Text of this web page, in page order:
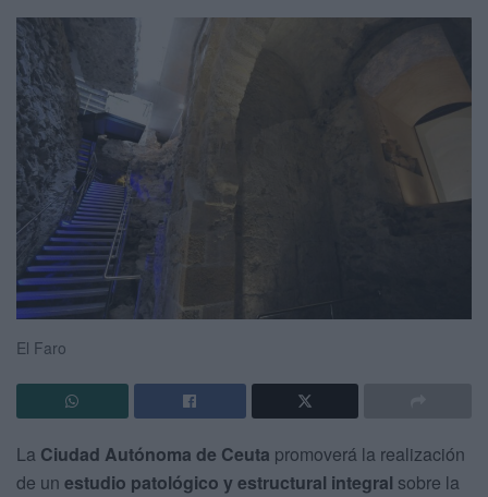
El Faro
La Ciudad Autónoma de Ceuta promoverá la realización
de un estudio patológico y estructural integral sobre la